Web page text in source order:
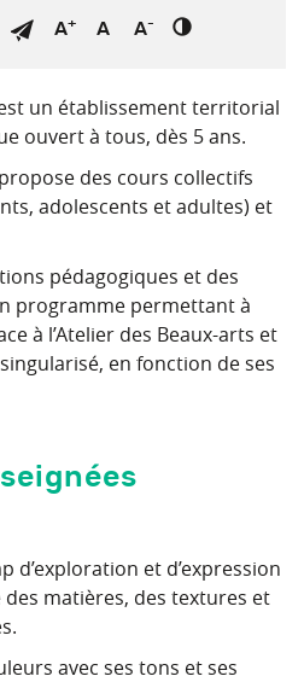
A+ A A-
un établissement territorial
ouvert à tous, dès 5 ans.
des cours collectifs
adolescents et adultes) et
pédagogiques et des
programme permettant à
à l’Atelier des Beaux-arts et
en fonction de ses
d’exploration et d’expression
matières, des textures et
avec ses tons et ses